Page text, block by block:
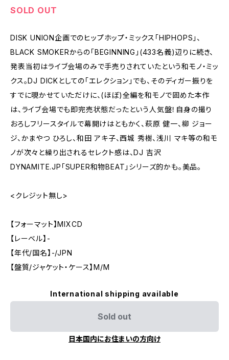
SOLD OUT
DISK UNION企画でのヒップホップ・ミックス「HIPHOPS」、
BLACK SMOKERからの「BEGINNING」(433名義)辺りに続き、
発表当初はライブ会場のみで手売りされていたという和モノ・ミッ
クス。DJ DICKとしての「エレクション」でも、そのディガー振りを
すでに覗かせていただけに、(ほぼ)全編を和モノで固めた本作
は、ライブ会場でも即完売状態だったという人気盤！自身の撮り
おろしフリースタイルで幕開けはともかく、萩原 健一、柳 ジョー
ジ、かまやつ ひろし、和田 アキ子、西城 秀樹、浅川 マキ等の和モ
ノが次々と繰り出されるセレクト感は、DJ 吉沢
DYNAMITE.JP「SUPER和物BEAT」シリーズ的かも。美品。
<クレジット無し>
【フォーマット】MIXCD
【レーベル】-
【年代/国名】-/JPN
【盤質/ジャケット・ケース】M/M
International shipping available
Sold out
日本国内にお住まいの方向け